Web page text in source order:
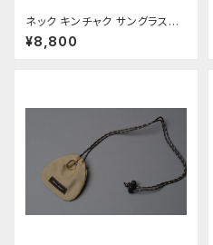
ネック キンチャク サングラスホ
ルダー □アーモンド・オークベ
ージュ□
¥8,800